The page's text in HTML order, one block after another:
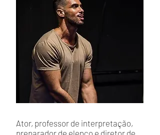
Ator, professor de interpretação,
preparador de elenco e diretor de